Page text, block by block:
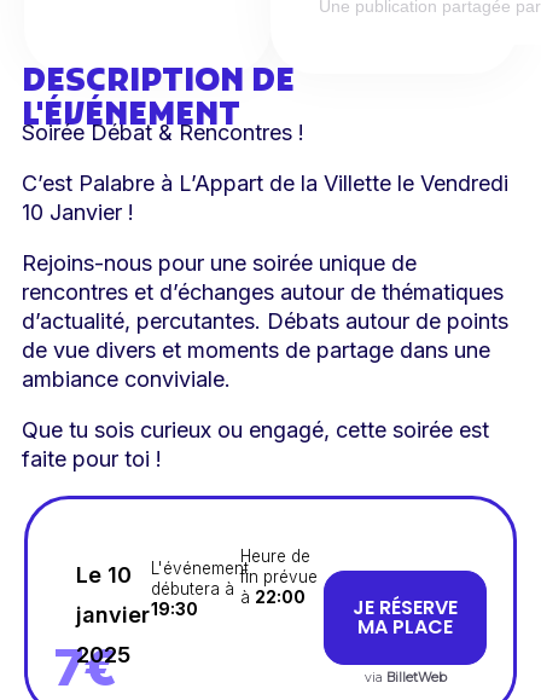
Une publication partagée
DESCRIPTION DE
L'ÉVÉNEMENT
Soirée Débat & Rencontres !
C’est Palabre à L’Appart de la Villette le Vendredi
10 Janvier !
Rejoins-nous pour une soirée unique de
rencontres et d’échanges autour de thématiques
d’actualité, percutantes. Débats autour de points
de vue divers et moments de partage dans une
ambiance conviviale.
Que tu sois curieux ou engagé, cette soirée est
faite pour toi !
7€
Le 10
janvier
2025
L'événement
débutera à
19:30
Heure de
fin prévue
à 22:00 JE RÉSERVE
MA PLACE
via BilletWeb